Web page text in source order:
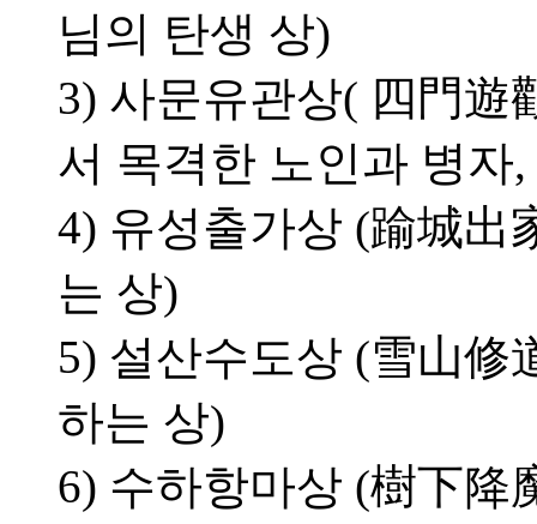
님의 탄생 상)
3) 사문유관상( 四門遊
서 목격한 노인과 병자
4) 유성출가상 (踰城出
는 상)
5) 설산수도상 (雪山修
하는 상)
6) 수하항마상 (樹下降